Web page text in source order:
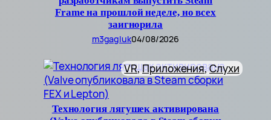
Frame на прошлой неделе, но всех
заигнорила
m3gagluk04/08/2026
Технология лягушек активирована
VR, Приложения, Слухи